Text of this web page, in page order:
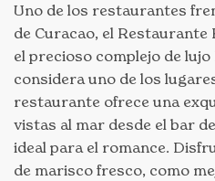
Uno de los restaurantes
de Curacao, el
el precioso complejo de lujo
considera uno de los
restaurante ofrece una
vistas al mar desde el bar
ideal para el romance.
de marisco fresco, como